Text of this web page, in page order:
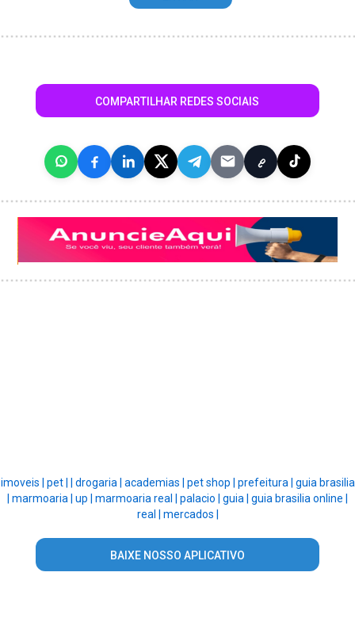
COMPARTILHAR REDES SOCIAIS
imoveis | pet | drogaria | academias | pet shop | prefeitura | guia brasilia
marmoaria | up | marmoaria real | palacio | guia | guia brasilia online |
real | mercados |
BAIXE NOSSO APLICATIVO